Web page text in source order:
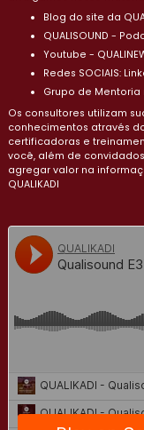
Blog do site da
QUALISOUND -
Youtube -
Redes SOCIAIS:
Grupo de Mentoria
Os consultores utilizam
conhecimentos através
certificadoras e
você, além de
agregar valor na
QUALIKADI